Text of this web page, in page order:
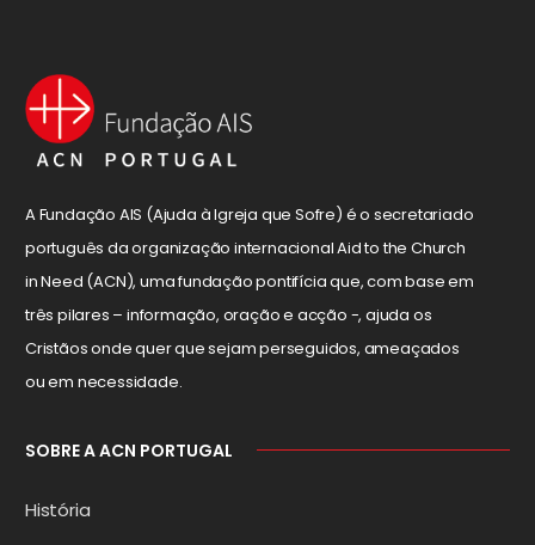
A Fundação AIS (Ajuda à Igreja que Sofre) é o secretariado
português da organização internacional Aid to the Church
in Need (ACN), uma fundação pontifícia que, com base em
três pilares – informação, oração e acção -, ajuda os
Cristãos onde quer que sejam perseguidos, ameaçados
ou em necessidade.
SOBRE A ACN PORTUGAL
História